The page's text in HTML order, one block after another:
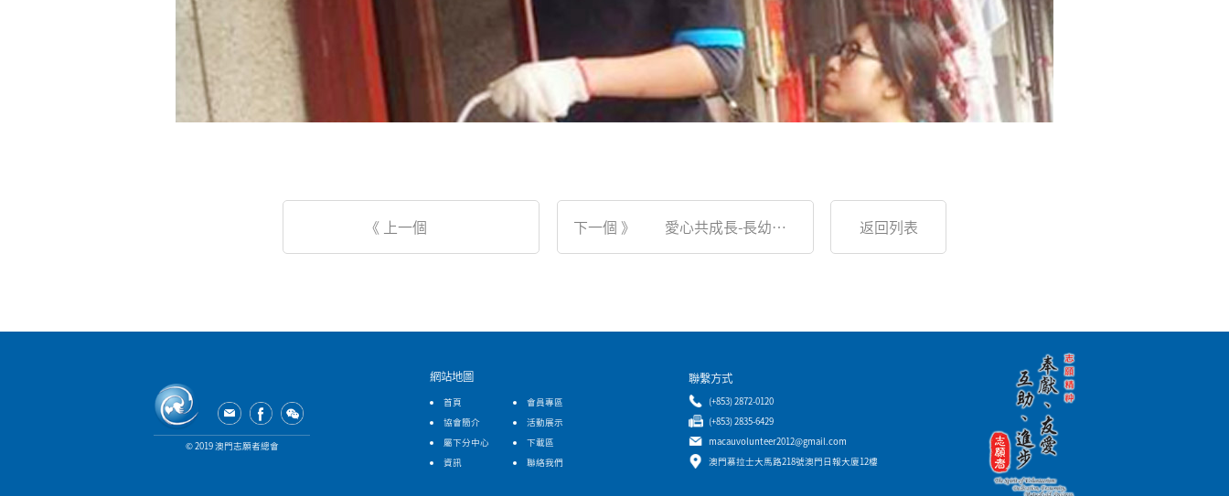
《 上一個 下一個 》 愛心共成長-長幼共融系列活動 返回列表
© 2019 澳門志願者總會
網站地圖
首頁
會員專區
協會簡介
活動展示
屬下分中心
下載區
資訊
聯絡我們
聯繫方式
(+853) 2872-0120
(+853) 2835-6429
macauvolunteer2012@gmail.com
澳門慕拉士大馬路218號澳門日報大廈12樓